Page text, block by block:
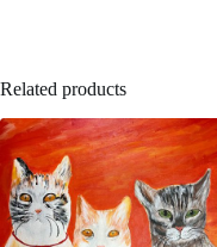
Related products